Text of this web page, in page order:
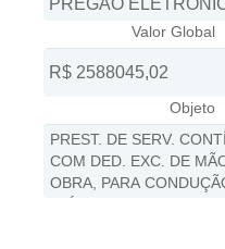
Comitês
Comitê Gestor
Comitê Gestor
Processuais
Comitê do Datajud
Comissão Regional
Dados
Valor Global
Objeto